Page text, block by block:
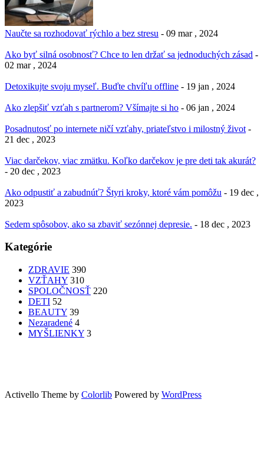
Naučte sa rozhodovať rýchlo a bez stresu - 09 mar , 2024
Ako byť silná osobnosť? Chce to len držať sa jednoduchých zásad -
02 mar , 2024
Detoxikujte svoju myseľ. Buďte chvíľu offline - 19 jan , 2024
Ako zlepšiť vzťah s partnerom? Všímajte si ho - 06 jan , 2024
Posadnutosť po internete ničí vzťahy, priateľstvo i milostný život -
21 dec , 2023
Viac darčekov, viac zmätku. Koľko darčekov je pre deti tak akurát?
- 20 dec , 2023
Ako odpustiť a zabudnúť? Štyri kroky, ktoré vám pomôžu - 19 dec ,
2023
Sedem spôsobov, ako sa zbaviť sezónnej depresie. - 18 dec , 2023
Kategórie
ZDRAVIE 390
VZŤAHY 310
SPOLOČNOSŤ 220
DETI 52
BEAUTY 39
Nezaradené 4
MYŠLIENKY 3
Activello Theme by Colorlib Powered by WordPress